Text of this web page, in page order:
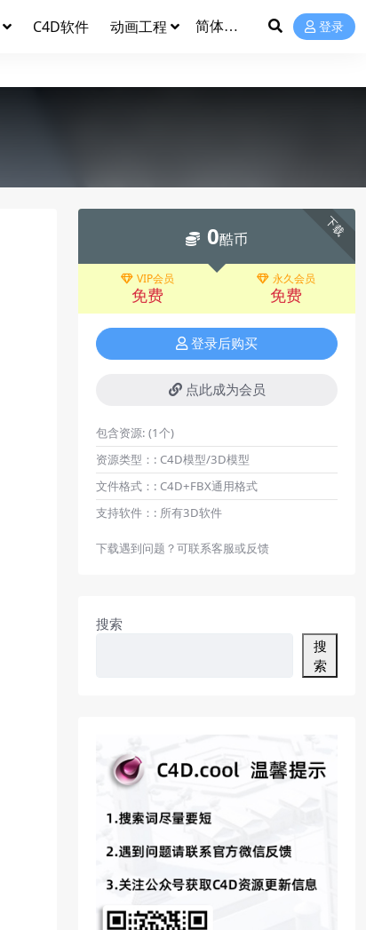
C4D软件 动画工程 登录
下载
0酷币
VIP会员
免费
永久会员
免费
登录后购买
点此成为会员
包含资源: (1个)
资源类型：: C4D模型/3D模型
文件格式：: C4D+FBX通用格式
支持软件：: 所有3D软件
下载遇到问题？可联系客服或反馈
搜索
搜
索